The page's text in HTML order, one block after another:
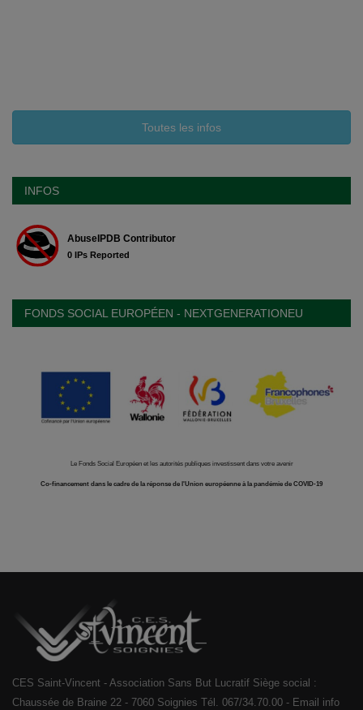
Toutes les infos
INFOS
FONDS SOCIAL EUROPÉEN - NEXTGENERATIONEU
Le Fonds Social Européen et les autorités publiques investissent dans votre avenir
Co-financement dans le cadre de la réponse de l'Union européenne à la pandémie de COVID-19
CES Saint-Vincent - Association Sans But Lucratif Siège social :
Chaussée de Braine 22 - 7060 Soignies Tél. 067/34.70.00 - Email info